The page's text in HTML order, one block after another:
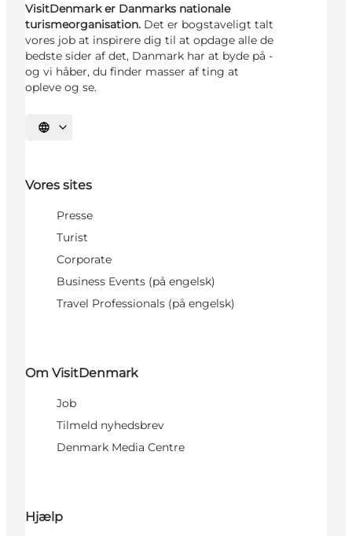
VisitDenmark er Danmarks nationale
turismeorganisation. Det er bogstaveligt talt
vores job at inspirere dig til at opdage alle de
bedste sider af det, Danmark har at byde på -
og vi håber, du finder masser af ting at
opleve og se.
Vælg sprog
Vores sites
Presse
Turist
Corporate
Business Events (på engelsk)
Travel Professionals (på engelsk)
Om VisitDenmark
Job
Tilmeld nyhedsbrev
Denmark Media Centre
Hjælp